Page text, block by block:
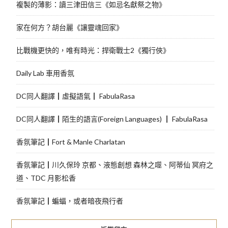
複製的薄影：讀三津田信三《如忌名獻祭之物》
家在何方？胡台麗《讓靈魂回家》
比戰機更快的，唯有時光：捍衛戰士2《獨行俠》
Daily Lab 車用香氛
DC同人翻譯┃虛擬語氣┃ FabulaRasa
DC同人翻譯┃陌生的語言(Foreign Languages) ┃ FabulaRasa
香氛筆記┃Fort & Manle Charlatan
香氛筆記┃川久保玲 京都、液態創想 森林之噬、阿蒂仙 冥府之
道、TDC 月影松香
香氛筆記┃蝙蝠，或者暗夜飛行者